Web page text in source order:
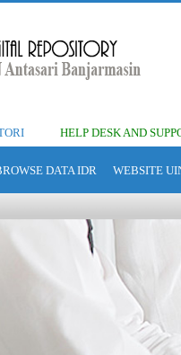
HELP DESK AND
DATA IDR WEBSITE